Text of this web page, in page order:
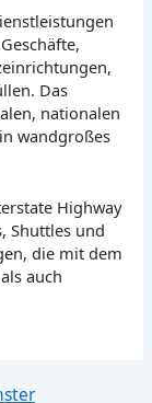
Das
nationalen
wandgroßes
Highway
Shuttles und
die mit dem
auch